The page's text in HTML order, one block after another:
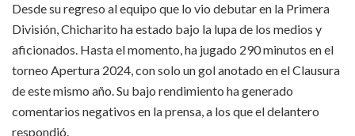
Desde su regreso al equipo que lo vio debutar en la Primera
División, Chicharito ha estado bajo la lupa de los medios y
aficionados. Hasta el momento, ha jugado 290 minutos en el
torneo Apertura 2024, con solo un gol anotado en el Clausura
de este mismo año. Su bajo rendimiento ha generado
comentarios negativos en la prensa, a los que el delantero
respondió.